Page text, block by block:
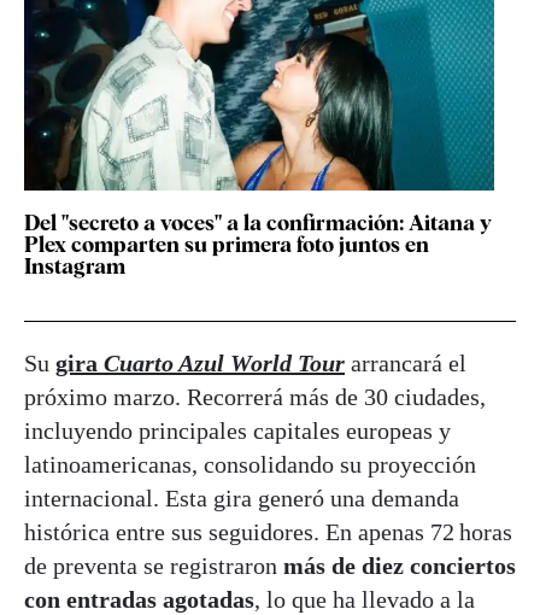
Del "secreto a voces" a la confirmación: Aitana y
Plex comparten su primera foto juntos en
Instagram
Su gira Cuarto Azul World Tour arrancará el
próximo marzo. Recorrerá más de 30 ciudades,
incluyendo principales capitales europeas y
latinoamericanas, consolidando su proyección
internacional. Esta gira generó una demanda
histórica entre sus seguidores. En apenas 72 horas
de preventa se registraron más de diez conciertos
con entradas agotadas, lo que ha llevado a la